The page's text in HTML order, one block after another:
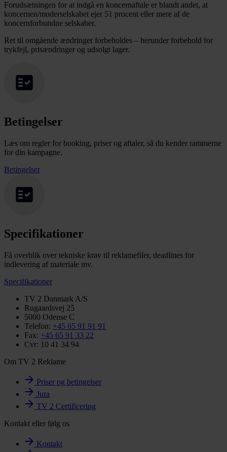
Forudsætningen for at indgå en koncernaftale er blandt andet, at
koncernen/moderselskabet ejer 51 procent eller mere af de
koncernforbundne selskaber.
Ret til omgående ændringer forbeholdes – herunder forbehold for
trykfejl, prisændringer og udsolgt lager.
Betingelser
Læs om regler for booking, priser og aftaler, så du kender rammerne
for din kampagne.
Betingelser
Specifikationer
Få overblik over tekniske krav til reklamefiler, deadlines for
indlevering af materiale mv.
Specifikationer
TV 2 Danmark A/S
Rugaardsvej 25
5000 Odense C
Telefon: +45 65 91 91 91
Fax: +45 65 91 33 22
Cvr: 10 41 34 94
Om TV 2 Reklame
Priser og betingelser
Jura
TV 2 Certificering
Kontakt eller følg os
Kontakt